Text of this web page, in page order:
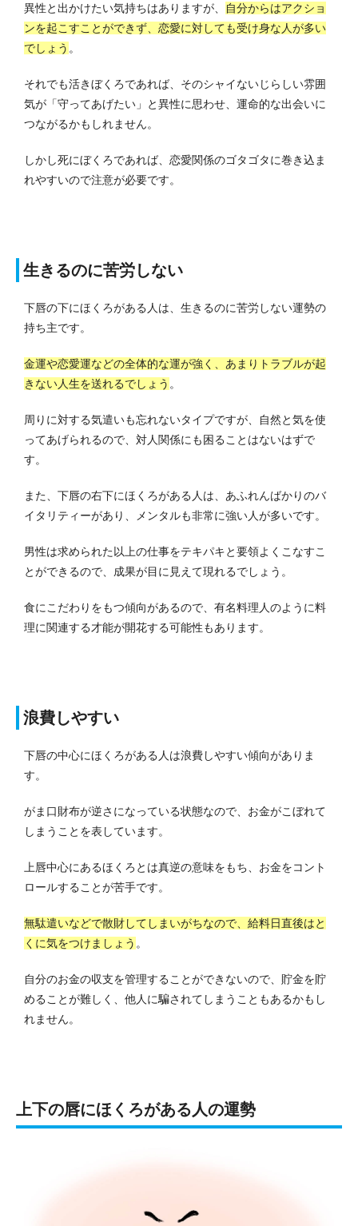
異性と出かけたい気持ちはありますが、
自分からはアクショ
ンを起こすことができず、恋愛に対しても受け身な人が多い
でしょう 。
それでも活きぼくろであれば、そのシャイないじらしい雰囲
気が「守ってあげたい」と異性に思わせ、運命的な出会いに
つながるかもしれません。
しかし死にぼくろであれば、恋愛関係のゴタゴタに巻き込ま
れやすいので注意が必要です。
生きるのに苦労しない
下唇の下にほくろがある人は、生きるのに苦労しない運勢の
持ち主です。
金運や恋愛運などの全体的な運が強く、あまりトラブルが起
きない人生を送れるでしょう 。
周りに対する気遣いも忘れないタイプですが、自然と気を使
ってあげられるので、対人関係にも困ることはないはずで
す。
また、下唇の右下にほくろがある人は、あふれんばかりのバ
イタリティーがあり、メンタルも非常に強い人が多いです。
男性は求められた以上の仕事をテキパキと要領よくこなすこ
とができるので、成果が目に見えて現れるでしょう。
食にこだわりをもつ傾向があるので、有名料理人のように料
理に関連する才能が開花する可能性もあります。
浪費しやすい
下唇の中心にほくろがある人は浪費しやすい傾向がありま
す。
がま口財布が逆さになっている状態なので、お金がこぼれて
しまうことを表しています。
上唇中心にあるほくろとは真逆の意味をもち、お金をコント
ロールすることが苦手です。
無駄遣いなどで散財してしまいがちなので、給料日直後はと
くに気をつけましょう 。
自分のお金の収支を管理することができないので、貯金を貯
めることが難しく、他人に騙されてしまうこともあるかもし
れません。
上下の唇にほくろがある人の運勢